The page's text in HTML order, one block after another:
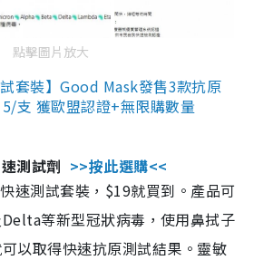
點擊圖片放大
套裝】Good Mask發售3款抗原
支 獲歐盟認證+無限購數量
測試劑 >>按此選購<<
速測試套裝，$19就買到。產品可
等新型冠狀病毒，使用鼻拭子
以取得快速抗原測試結果。靈敏